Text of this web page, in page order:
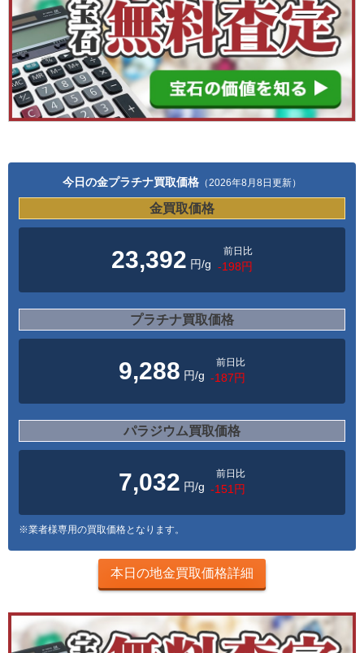
今日の金プラチナ買取価格 （2026年8月8日更新）
金買取価格
23,392 円/g
前日比
-198円
プラチナ買取価格
9,288 円/g
前日比
-187円
パラジウム買取価格
7,032 円/g
前日比
-151円
※業者様専用の買取価格となります。
本日の地金買取価格詳細